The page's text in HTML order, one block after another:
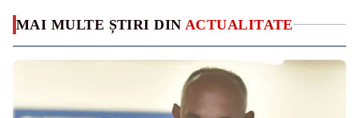
MAI MULTE ȘTIRI DIN ACTUALITATE